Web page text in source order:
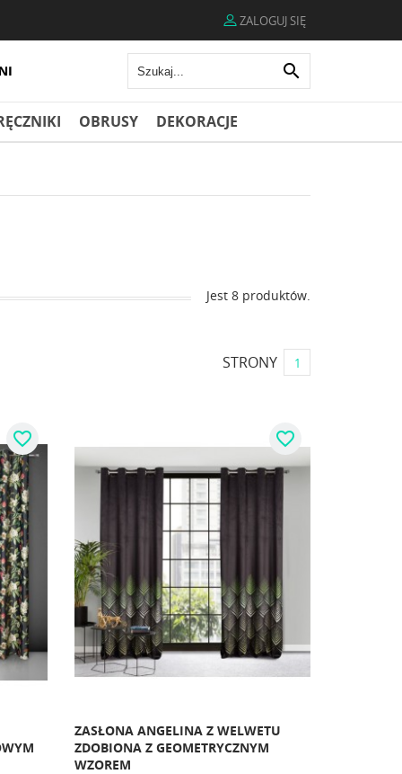
ZALOGUJ SIĘ

OBRUSY DEKORACJE
Jest 8 produktów.
STRONY 1
favorite_border
ZASŁONA ANGELINA Z WELWETU
ZDOBIONA Z GEOMETRYCZNYM
WZOREM
favorite_border